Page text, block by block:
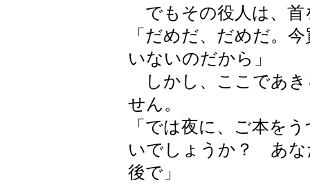
でもその役人は、首
「だめだ、だめだ。
いないのだから」
しかし、ここであき
せん。
「では夜に、ご本を
いでしょうか？ あな
後で」